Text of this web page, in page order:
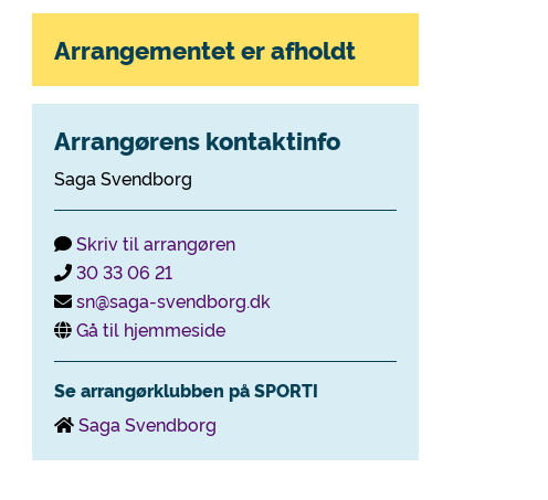
Arrangementet er afholdt
Arrangørens kontaktinfo
Saga Svendborg
Skriv til arrangøren
30 33 06 21
sn@saga-svendborg.dk
Gå til hjemmeside
Se arrangørklubben på SPORTI
Saga Svendborg